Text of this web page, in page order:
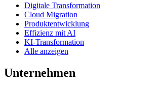
Digitale Transformation
Cloud Migration
Produktentwicklung
Effizienz mit AI
KI-Transformation
Alle anzeigen
Unternehmen